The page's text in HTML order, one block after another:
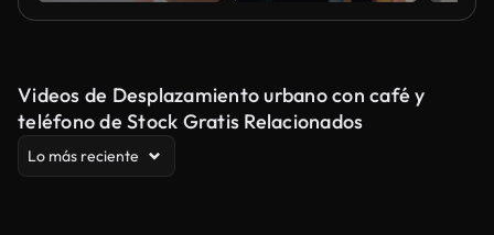
Videos de Desplazamiento urbano con café y
teléfono de Stock Gratis Relacionados
Lo más reciente